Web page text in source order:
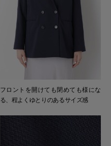
フロントを開けても閉めても様にな
る、程よくゆとりのあるサイズ感